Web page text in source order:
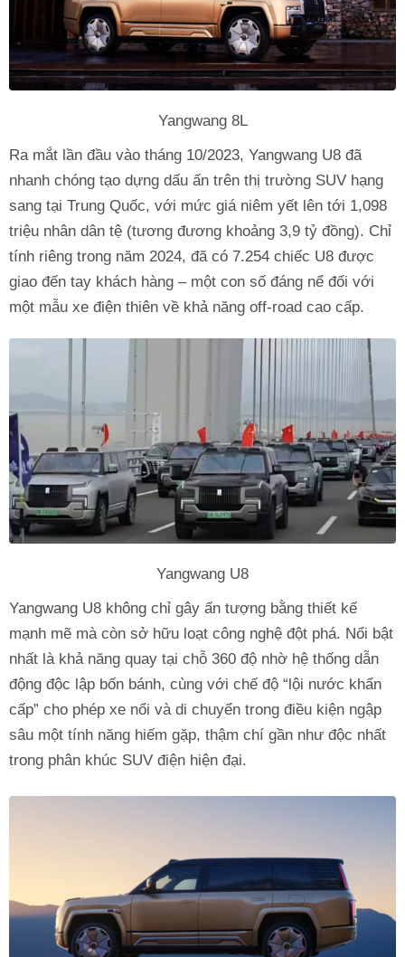
Yangwang 8L
Ra mắt lần đầu vào tháng 10/2023, Yangwang U8 đã
nhanh chóng tạo dựng dấu ấn trên thị trường SUV hạng
sang tại Trung Quốc, với mức giá niêm yết lên tới 1,098
triệu nhân dân tệ (tương đương khoảng 3,9 tỷ đồng). Chỉ
tính riêng trong năm 2024, đã có 7.254 chiếc U8 được
giao đến tay khách hàng – một con số đáng nể đối với
một mẫu xe điện thiên về khả năng off-road cao cấp.
Yangwang U8
Yangwang U8 không chỉ gây ấn tượng bằng thiết kế
mạnh mẽ mà còn sở hữu loạt công nghệ đột phá. Nổi bật
nhất là khả năng quay tại chỗ 360 độ nhờ hệ thống dẫn
động độc lập bốn bánh, cùng với chế độ “lội nước khẩn
cấp” cho phép xe nổi và di chuyển trong điều kiện ngập
sâu một tính năng hiếm gặp, thậm chí gần như độc nhất
trong phân khúc SUV điện hiện đại.